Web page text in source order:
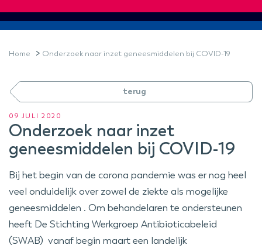
Home > Onderzoek naar inzet geneesmiddelen bij COVID-19
terug
09 JULI 2020
Onderzoek naar inzet
geneesmiddelen bij COVID-19
Bij het begin van de corona pandemie was er nog heel
veel onduidelijk over zowel de ziekte als mogelijke
geneesmiddelen . Om behandelaren te ondersteunen
heeft De Stichting Werkgroep Antibioticabeleid
(SWAB) vanaf begin maart een landelijk